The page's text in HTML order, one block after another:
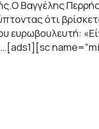
Βαγγέλης
ότι
ευρωβουλευτή: